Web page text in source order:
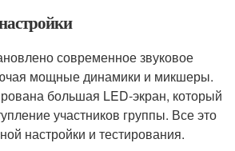
современное звуковое
мощные динамики и микшеры.
большая LED-экран, который
участников группы. Все это
настройки и тестирования.